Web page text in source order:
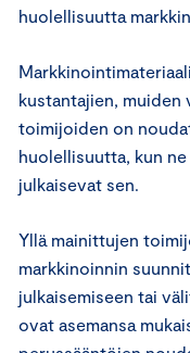
huolellisuutta
kustantajien, muiden
toimijoiden on
huolellisuutta, kun
julkaisevat sen.
Yllä mainittujen
markkinoinnin
julkaisemiseen tai
ovat asemansa